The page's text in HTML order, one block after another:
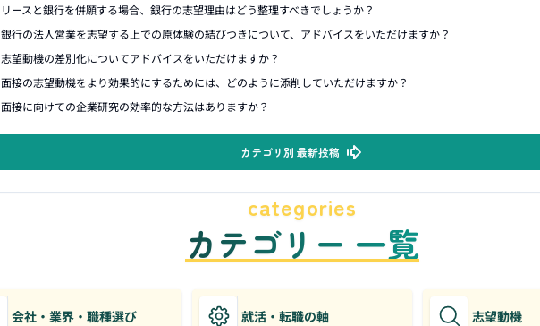
リースと銀行を併願する場合、銀行の志望理由はどう整理すべきでしょうか？
銀行の法人営業を志望する上での原体験の結びつきについて、アドバイスをいただけますか？
志望動機の差別化についてアドバイスをいただけますか？
面接の志望動機をより効果的にするためには、どのように添削していただけますか？
面接に向けての企業研究の効率的な方法はありますか？
カテゴリ別 最新投稿
categories
カテゴリー 一覧
会社・業界・職種選び 就活・転職の軸 志望動機